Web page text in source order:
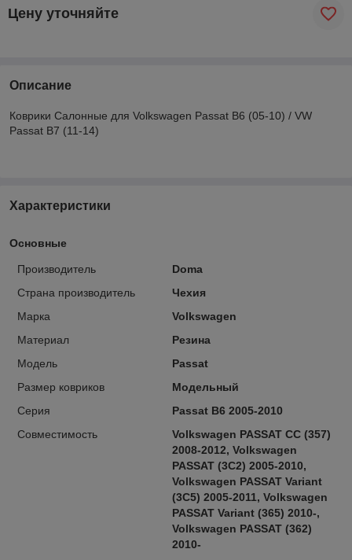
Цену уточняйте
Описание
Коврики Салонные для Volkswagen Passat B6 (05-10) / VW
Passat B7 (11-14)
Характеристики
Основные
Производитель
Doma
Страна производитель
Чехия
Марка
Volkswagen
Материал
Резина
Модель
Passat
Размер ковриков
Модельный
Серия
Passat B6 2005-2010
Совместимость
Volkswagen PASSAT CC (357)
2008-2012, Volkswagen
PASSAT (3C2) 2005-2010,
Volkswagen PASSAT Variant
(3C5) 2005-2011, Volkswagen
PASSAT Variant (365) 2010-,
Volkswagen PASSAT (362)
2010-